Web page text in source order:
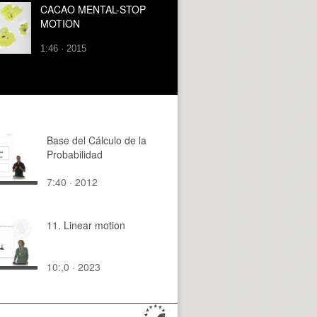
CACAO MENTAL-STOP
MOTION
1:46 · 2015
Base del Cálculo de la
Probabilidad
7:40 · 2012
11. Linear motion
10:,0 · 2023